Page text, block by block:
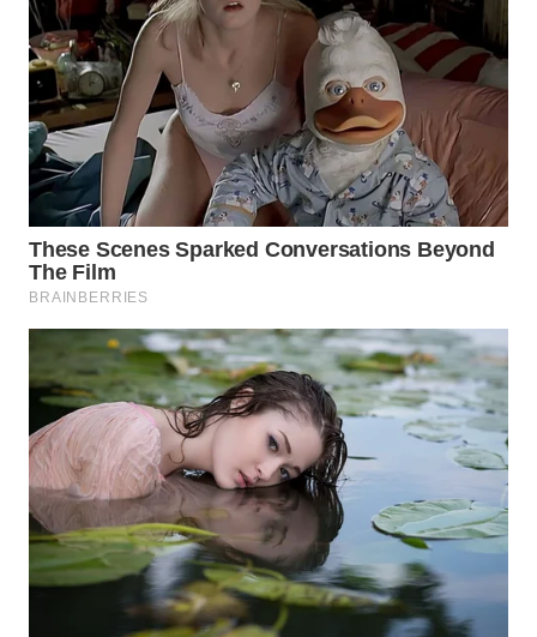
WAHANA
TRAVEL
WAHANA
TV
WAHANANEWS
ID
WAHANANEWS
WAHANANEWS
NET
WAHANA
SPORT
WAHANA
UMKM